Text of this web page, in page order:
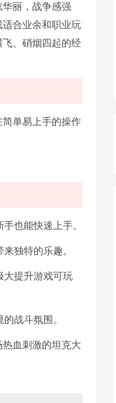
丽，战争感强
合业余和职业玩
、硝烟四起的经
单易上手的操作
也能快速上手。
独特的乐趣。
大提升游戏可玩
战斗氛围。
血刺激的坦克大
小鸟情人
下载